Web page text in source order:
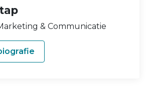
& Communicatie